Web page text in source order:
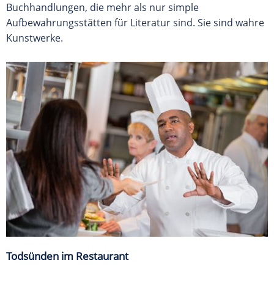
Buchhandlungen, die mehr als nur simple
Aufbewahrungsstätten für Literatur sind. Sie sind wahre
Kunstwerke.
Todsünden im Restaurant